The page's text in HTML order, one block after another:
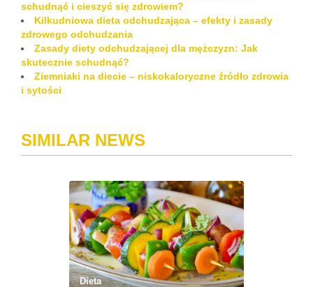
schudnąć i cieszyć się zdrowiem?
Kilkudniowa dieta odchudzająca – efekty i zasady
zdrowego odchudzania
Zasady diety odchudzającej dla mężczyzn: Jak
skutecznie schudnąć?
Ziemniaki na diecie – niskokaloryczne źródło zdrowia
i sytości
SIMILAR NEWS
Dieta